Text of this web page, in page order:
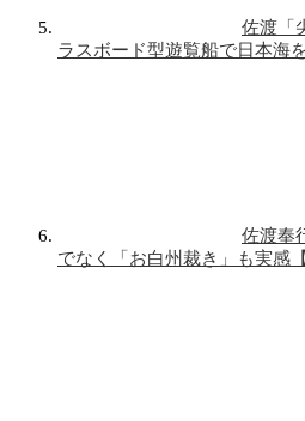
佐渡「
ラスボード型遊覧船で日本海
佐渡奉
でなく「お白州裁き」も実感